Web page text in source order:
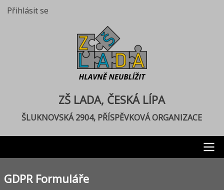
Přejít
User
Přihlásit se
ZŠ LADA, ČESKÁ LÍPA
ŠLUKNOVSKÁ 2904, PŘÍSPĚVKOVÁ ORGANIZACE
Main
GDPR Formuláře